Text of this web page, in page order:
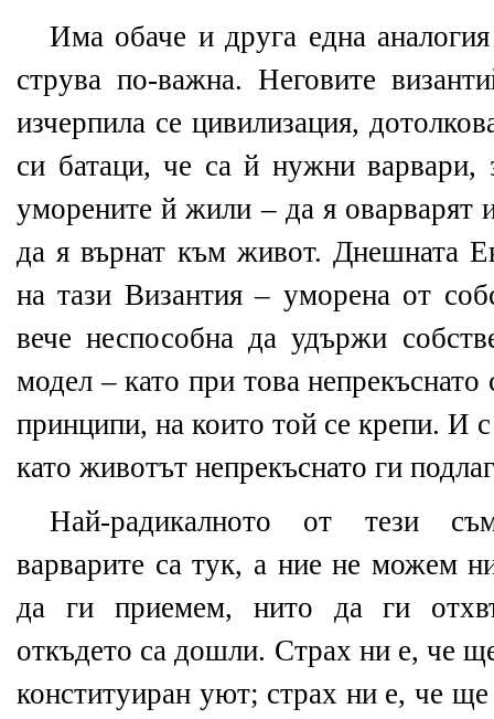
Има обаче и друга една
струва по-важна. Неговите
изчерпила се цивилизация,
си батаци, че са й нужни варвари,
уморените й жили – да я оварварят
да я върнат към живот. Днешната
на тази Византия – уморена от
вече неспособна да удържи
модел – като при това
принципи, на които той се крепи. И
като животът непрекъснато ги
Най-радикалното от тези
варварите са тук, а ние не можем
да ги приемем, нито да ги
откъдето са дошли. Страх ни е, че
конституиран уют; страх ни е, че ще